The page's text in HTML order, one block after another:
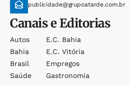
publicidade@grupoatarde.com.br
Canais e Editorias
Autos
Bahia
Brasil
Saúde
E.c. Bahia
E.c. Vitória
Empregos
Gastronomia